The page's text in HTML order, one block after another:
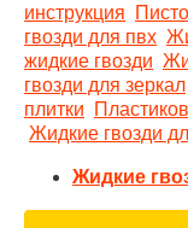
инструкция
гвозди для пвх
жидкие гвозди
гвозди для зеркал
плитки
Жидкие гвозди
Жидкие